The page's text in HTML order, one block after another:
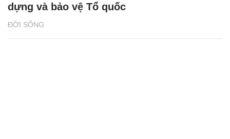
ĐỜI SỐNG
dựng và bảo vệ Tổ quốc